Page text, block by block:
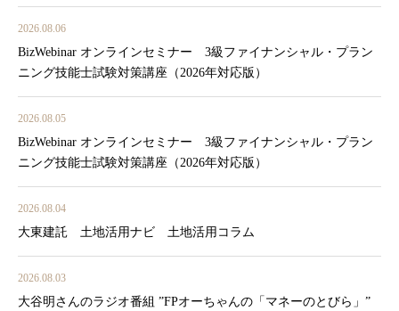
2026.08.06
BizWebinar オンラインセミナー 3級ファイナンシャル・プラン
ニング技能士試験対策講座（2026年対応版）
2026.08.05
BizWebinar オンラインセミナー 3級ファイナンシャル・プラン
ニング技能士試験対策講座（2026年対応版）
2026.08.04
大東建託 土地活用ナビ 土地活用コラム
2026.08.03
大谷明さんのラジオ番組 ”FPオーちゃんの「マネーのとびら」”